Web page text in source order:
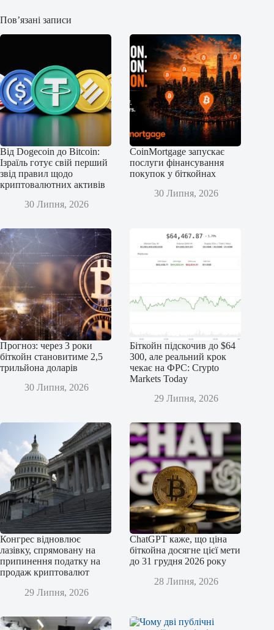
Пов’язані записи
Від Dogecoin до Bitcoin:
Ізраїль готує свій перший
звід правил щодо
криптовалютних активів
30 Липня, 2026
CoinMortgage запускає
послуги фінансування
покупок у біткойнах
30 Липня, 2026
Прогноз: через 3 роки
біткойн становитиме 2,5
трильйона доларів
30 Липня, 2026
Біткойн підскочив до $64
300, але реальний крок
чекає на ФРС: Crypto
Markets Today
29 Липня, 2026
Конгрес відновлює
лазівку, спрямовану на
припинення податку на
продаж криптовалют
29 Липня, 2026
ChatGPT каже, що ціна
біткойна досягне цієї мети
до 31 грудня 2026 року
28 Липня, 2026